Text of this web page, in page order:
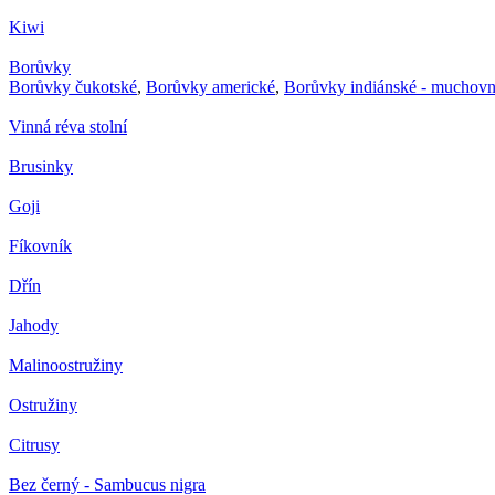
Kiwi
Borůvky
Borůvky čukotské, Borůvky americké, Borůvky indiánské -
Vinná réva stolní
Brusinky
Goji
Fíkovník
Dřín
Jahody
Malinoostružiny
Ostružiny
Citrusy
Bez černý - Sambucus nigra